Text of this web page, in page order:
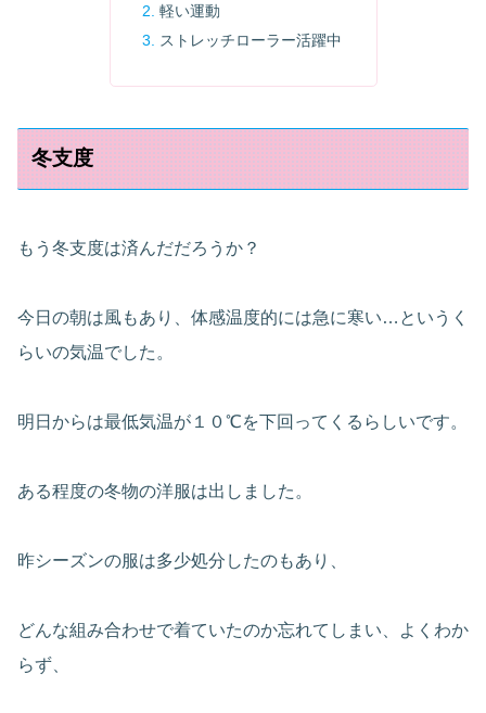
軽い運動
ストレッチローラー活躍中
冬支度
もう冬支度は済んだだろうか？
今日の朝は風もあり、体感温度的には急に寒い…というく
らいの気温でした。
明日からは最低気温が１０℃を下回ってくるらしいです。
ある程度の冬物の洋服は出しました。
昨シーズンの服は多少処分したのもあり、
どんな組み合わせで着ていたのか忘れてしまい、よくわか
らず、